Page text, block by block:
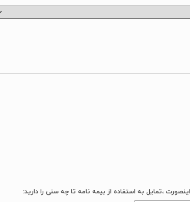
،تمایل به استفاده از بیمه نامه تا چه سنی را دارید: